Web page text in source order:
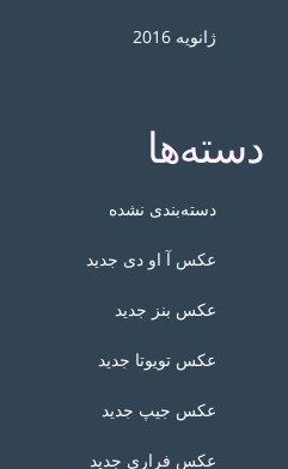
ژانویه 2016
دسته‌ها
دسته‌بندی نشده
عکس آ او دی جدید
عکس بنز جدید
عکس تویوتا جدید
عکس جیپ جدید
عکس فراری جدید